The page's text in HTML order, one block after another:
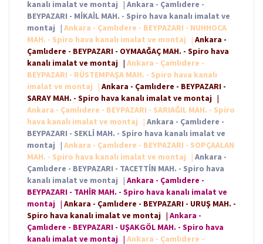
kanalı imalat ve montaj | Ankara - Çamlıdere -
BEYPAZARI - MİKAİL MAH. - Spiro hava kanalı imalat ve
montaj | Ankara - Çamlıdere - BEYPAZARI - NUHHOCA
MAH. - Spiro hava kanalı imalat ve montaj
| Ankara -
Çamlıdere - BEYPAZARI - OYMAAĞAÇ MAH. - Spiro hava
kanalı imalat ve montaj | Ankara - Çamlıdere -
BEYPAZARI - RÜSTEMPAŞA MAH. - Spiro hava kanalı
imalat ve montaj
| Ankara - Çamlıdere - BEYPAZARI -
SARAY MAH. - Spiro hava kanalı imalat ve montaj |
Ankara - Çamlıdere - BEYPAZARI - SARIAĞIL MAH. - Spiro
hava kanalı imalat ve montaj
| Ankara - Çamlıdere -
BEYPAZARI - SEKLİ MAH. - Spiro hava kanalı imalat ve
montaj | Ankara - Çamlıdere - BEYPAZARI - SOPÇAALAN
MAH. - Spiro hava kanalı imalat ve montaj
| Ankara -
Çamlıdere - BEYPAZARI - TACETTİN MAH. - Spiro hava
kanalı imalat ve montaj | Ankara - Çamlıdere -
BEYPAZARI - TAHİR MAH. - Spiro hava kanalı imalat ve
montaj | Ankara - Çamlıdere - BEYPAZARI - URUŞ MAH. -
Spiro hava kanalı imalat ve montaj | Ankara -
Çamlıdere - BEYPAZARI - UŞAKGÖL MAH. - Spiro hava
kanalı imalat ve montaj | Ankara - Çamlıdere -